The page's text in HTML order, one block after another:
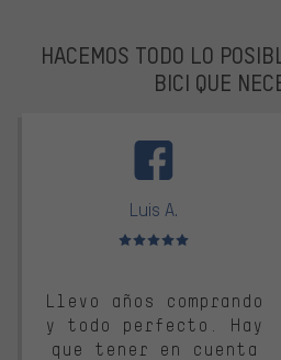
HACEMOS TODO LO
BICI QUE
Luis A.
Valoración media: 5 de 5
Llevo años comprando
y todo perfecto. Hay
que tener en cuenta